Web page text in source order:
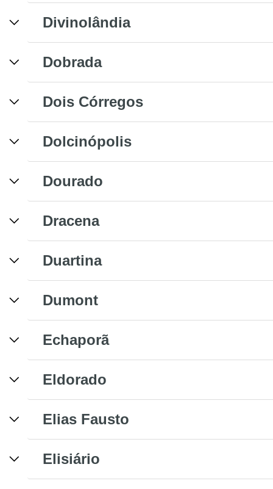
Divinolândia
Dobrada
Dois Córregos
Dolcinópolis
Dourado
Dracena
Duartina
Dumont
Echaporã
Eldorado
Elias Fausto
Elisiário